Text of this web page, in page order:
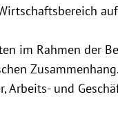
im Rahmen der
Arbeits- und